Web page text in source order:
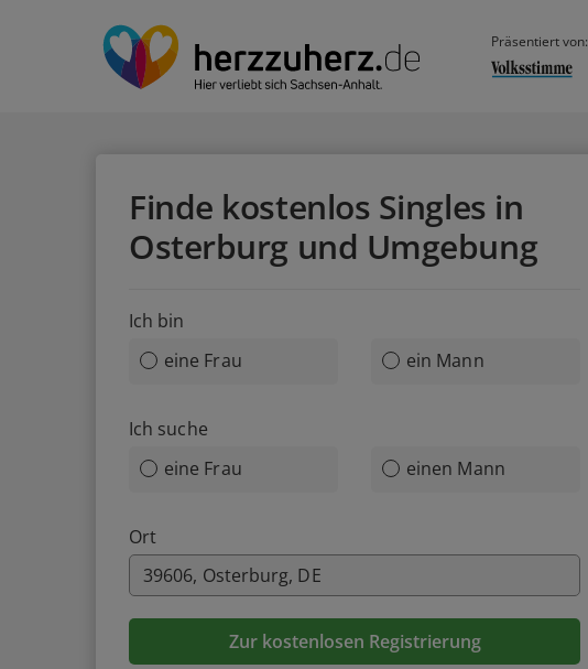
Präsentiert von:
Finde kostenlos Singles in
Osterburg und Umgebung
Ich bin
eine Frau
ein Mann
Ich suche
eine Frau
einen Mann
Ort
Zur kostenlosen Registrierung